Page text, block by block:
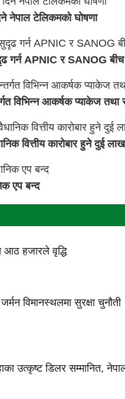
नेपाल टेलिकमको घोषणा
गर्न APNIC र SANOG बीच
विभिन्न आकर्षक प्याकेज तथा
वित्तीय कारोबार हुने दुई
एप बन्द
आठ हजारले वृद्धि
विमानस्थलमा सुरक्षा चुनौती
उत्कृष्ट डिलर सम्मानित,